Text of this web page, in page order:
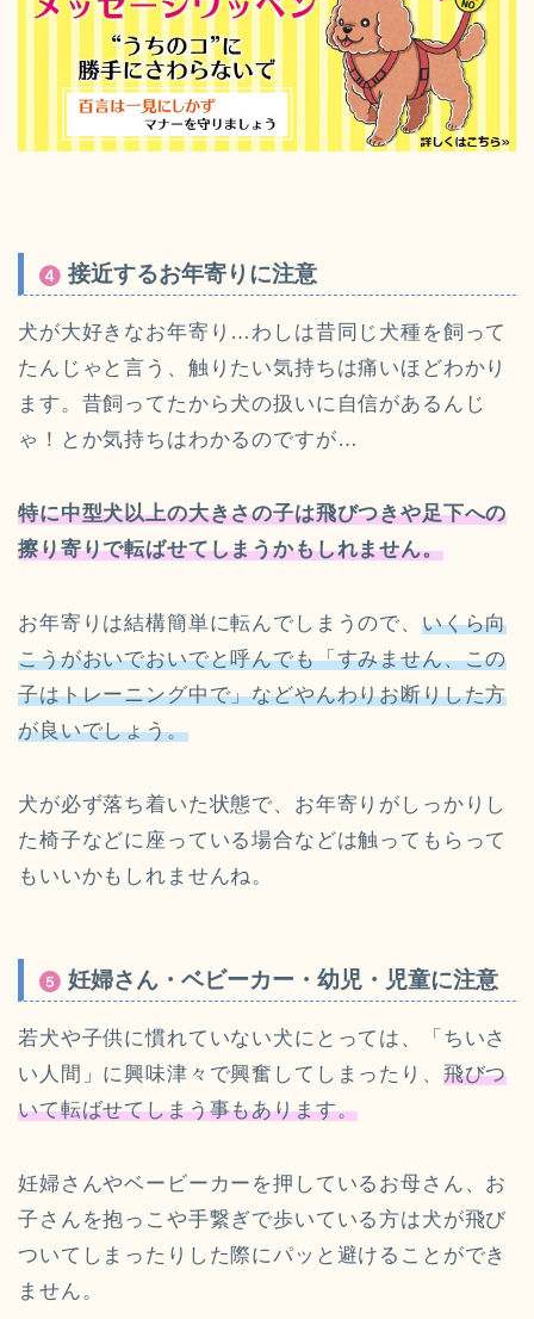
接近するお年寄りに注意
犬が大好きなお年寄り…わしは昔同じ犬種を飼って
たんじゃと言う、触りたい気持ちは痛いほどわかり
ます。昔飼ってたから犬の扱いに自信があるんじ
ゃ！とか気持ちはわかるのですが…
特に中型犬以上の大きさの子は飛びつきや足下への
擦り寄りで転ばせてしまうかもしれません。
お年寄りは結構簡単に転んでしまうので、 いくら向
こうがおいでおいでと呼んでも「すみません、この
子はトレーニング中で」などやんわりお断りした方
が良いでしょう。
犬が必ず落ち着いた状態で、お年寄りがしっかりし
た椅子などに座っている場合などは触ってもらって
もいいかもしれませんね。
妊婦さん・ベビーカー・幼児・児童に注意
若犬や子供に慣れていない犬にとっては、「ちいさ
い人間」に興味津々で興奮してしまったり、 飛びつ
いて転ばせてしまう事もあります。
妊婦さんやベービーカーを押しているお母さん、お
子さんを抱っこや手繋ぎで歩いている方は犬が飛び
ついてしまったりした際にパッと避けることができ
ません。